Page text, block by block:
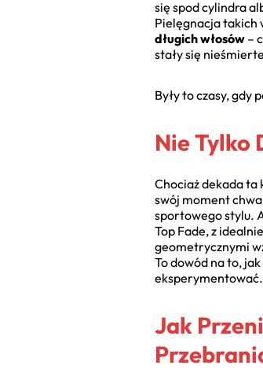
się spod cylindra
Pielęgnacja takich
długich włosów –
stały się
Były to czasy, gdy
Nie Tylko
Chociaż dekada ta
swój moment
sportowego stylu.
Top Fade, z
geometrycznymi
To dowód na to,
eksperymentować.
Jak